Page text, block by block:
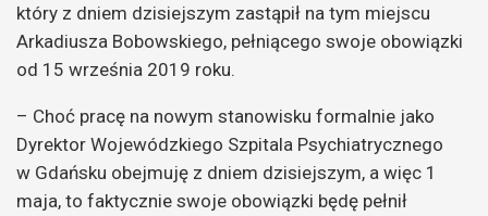
który z dniem dzisiejszym zastąpił na tym miejscu
Arkadiusza Bobowskiego, pełniącego swoje obowiązki
od 15 września 2019 roku.
– Choć pracę na nowym stanowisku formalnie jako
Dyrektor Wojewódzkiego Szpitala Psychiatrycznego
w Gdańsku obejmuję z dniem dzisiejszym, a więc 1
maja, to faktycznie swoje obowiązki będę pełnił